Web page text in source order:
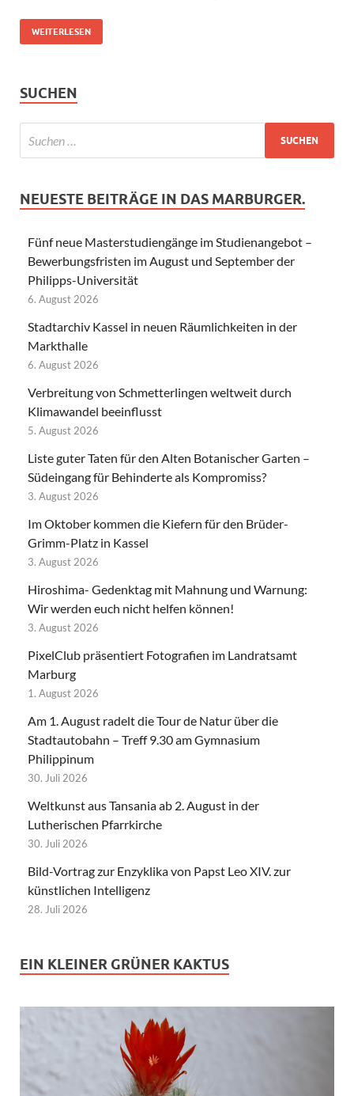
WEITERLESEN
SUCHEN
NEUESTE BEITRÄGE IN DAS MARBURGER.
Fünf neue Masterstudiengänge im Studienangebot –
Bewerbungsfristen im August und September der
Philipps-Universität
6. August 2026
Stadtarchiv Kassel in neuen Räumlichkeiten in der
Markthalle
6. August 2026
Verbreitung von Schmetterlingen weltweit durch
Klimawandel beeinflusst
5. August 2026
Liste guter Taten für den Alten Botanischer Garten –
Südeingang für Behinderte als Kompromiss?
3. August 2026
Im Oktober kommen die Kiefern für den Brüder-
Grimm-Platz in Kassel
3. August 2026
Hiroshima- Gedenktag mit Mahnung und Warnung:
Wir werden euch nicht helfen können!
3. August 2026
PixelClub präsentiert Fotografien im Landratsamt
Marburg
1. August 2026
Am 1. August radelt die Tour de Natur über die
Stadtautobahn – Treff 9.30 am Gymnasium
Philippinum
30. Juli 2026
Weltkunst aus Tansania ab 2. August in der
Lutherischen Pfarrkirche
30. Juli 2026
Bild-Vortrag zur Enzyklika von Papst Leo XIV. zur
künstlichen Intelligenz
28. Juli 2026
EIN KLEINER GRÜNER KAKTUS